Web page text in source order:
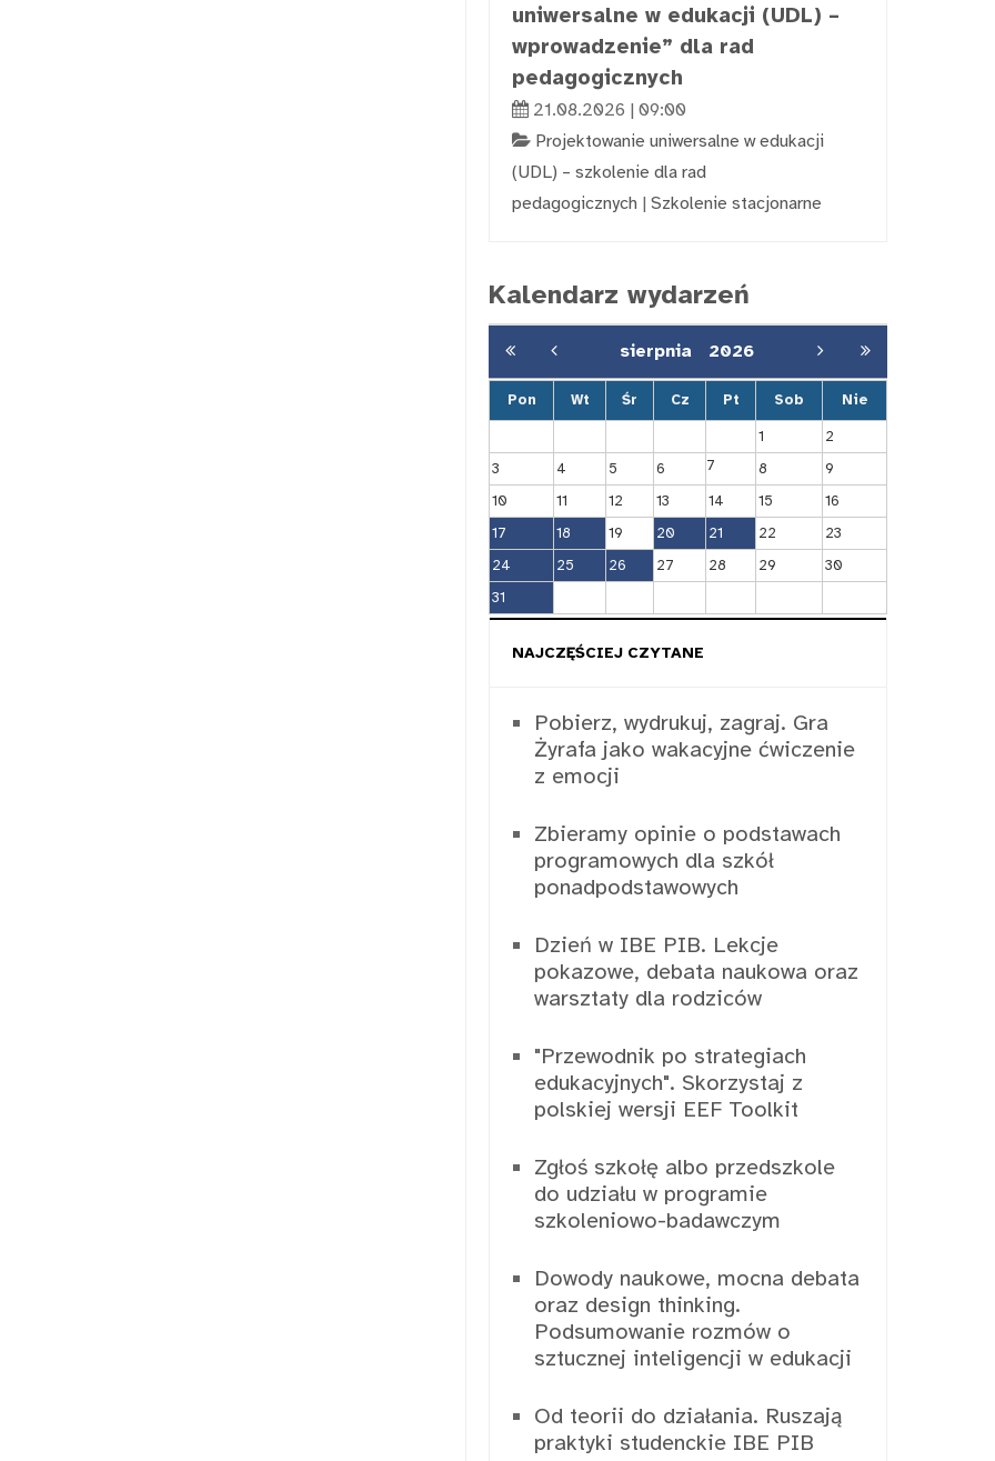
uniwersalne w edukacji (UDL) –
wprowadzenie” dla rad
pedagogicznych
21.08.2026 | 09:00
Projektowanie uniwersalne w edukacji
(UDL) – szkolenie dla rad
pedagogicznych | Szkolenie stacjonarne
Kalendarz wydarzeń
sierpnia 2026
Pon Wt Śr Cz Pt Sob Nie
1
2
3
4 5 6 7 8
9
10
11 12 13 14 15
16
17
18 19 20 21 22
23
24
25 26 27 28 29
30
31
NAJCZĘŚCIEJ CZYTANE
Pobierz, wydrukuj, zagraj. Gra
Żyrafa jako wakacyjne ćwiczenie
z emocji
Zbieramy opinie o podstawach
programowych dla szkół
ponadpodstawowych
Dzień w IBE PIB. Lekcje
pokazowe, debata naukowa oraz
warsztaty dla rodziców
"Przewodnik po strategiach
edukacyjnych". Skorzystaj z
polskiej wersji EEF Toolkit
Zgłoś szkołę albo przedszkole
do udziału w programie
szkoleniowo-badawczym
Dowody naukowe, mocna debata
oraz design thinking.
Podsumowanie rozmów o
sztucznej inteligencji w edukacji
Od teorii do działania. Ruszają
praktyki studenckie IBE PIB